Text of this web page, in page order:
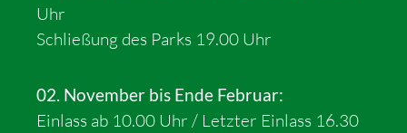
Uhr
Schließung des Parks 19.00 Uhr
02. November bis Ende Februar:
Einlass ab 10.00 Uhr / Letzter Einlass 16.30